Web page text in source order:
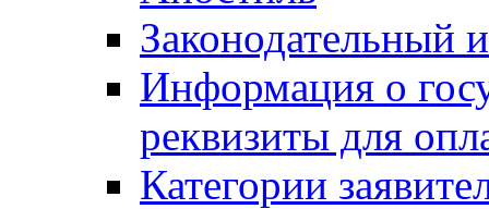
Законодательный
Информация о
реквизиты для
Категории